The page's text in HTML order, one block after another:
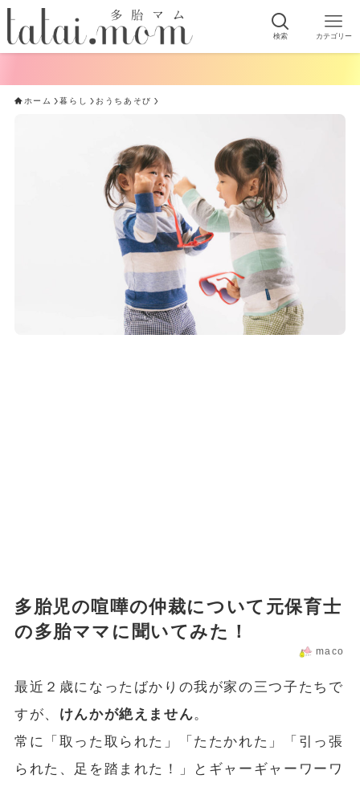
検索 カテゴリー
ホーム 暮らし おうちあそび
多胎児の喧嘩の仲裁について元保育士
の多胎ママに聞いてみた！
maco
最近２歳になったばかりの我が家の三つ子たちで
すが、 けんかが絶えません。
常に「取った取られた」「たたかれた」「引っ張
られた、足を踏まれた！」とギャーギャーワーワ